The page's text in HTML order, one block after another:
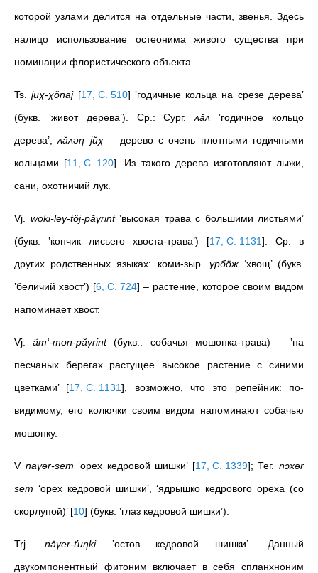
которой узлами делится на отдельные части, звенья. Здесь
налицо использование остеонима живого существа при
номинации флористического объекта.
Ts.juχ-χǒnaj [17, С. 510] ‛годичные кольца на срезе дерева’
(букв. ‛живот дерева’). Ср.: Сург.ʌăʌ
‛годичное кольцо
дерева’,ʌăʌәη jŭχ– дерево с очень плотными годичными
кольцами [11, С. 120] . Из такого дерева изготовляют лыжи,
сани, охотничий лук.
Vj. woki-leγ-töj-păγrint‛высокая трава с большими листьями’
(букв. ‛кончик лисьего хвоста-трава’) [17, С. 1131] . Cр. в
других родственных языках: коми-зыр. урбöж ‘хвощ’ (букв.
‛беличий хвост’) [6, С. 724] – растение, которое своим видом
напоминает хвост.
Vj.äm‘-mon-păγrint(букв.: собачья мошонка-трава) – ‛на
песчаных берегах растущее высокое растение с синими
цветками’ [17, С. 1131] , возможно, что это репейник: по-
видимому, его колючки своим видом напоминают собачью
мошонку.
V naγər-sem ‘орех кедровой шишки’ [17, С. 1339]; Тег.nɔxәr
sem ‘орех кедровой шишки’, ‘ядрышко кедрового ореха (со
скорлупой)’ [10] (букв. ‛глаз кедровой шишки’).
Trj. nåγer-ťuηki‛остов кедровой шишки’.
Данный
двукомпонентный фитоним включает в себя спланхноним